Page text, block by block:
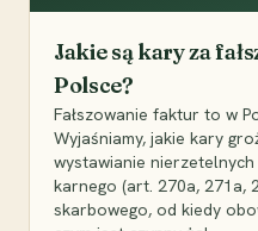
Jakie są kary za
Polsce?
Fałszowanie faktur to w
Wyjaśniamy, jakie kary
wystawianie
karnego (art. 270a, 271a,
skarbowego, od kiedy